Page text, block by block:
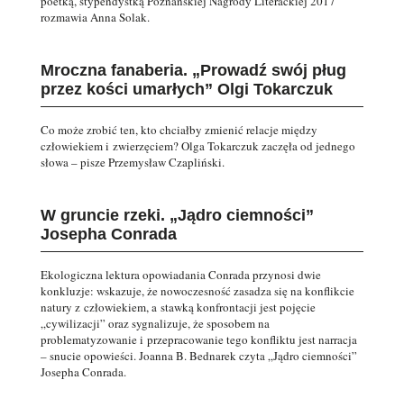
rozmawia Anna Solak.
Mroczna fanaberia. „Prowadź swój pług
przez kości umarłych” Olgi Tokarczuk
Co może zrobić ten, kto chciałby zmienić relacje między
człowiekiem i zwierzęciem? Olga Tokarczuk zaczęła od jednego
słowa – pisze Przemysław Czapliński.
W gruncie rzeki. „Jądro ciemności”
Josepha Conrada
Ekologiczna lektura opowiadania Conrada przynosi dwie
konkluzje: wskazuje, że nowoczesność zasadza się na konflikcie
natury z człowiekiem, a stawką konfrontacji jest pojęcie
„cywilizacji” oraz sygnalizuje, że sposobem na
problematyzowanie i przepracowanie tego konfliktu jest narracja
– snucie opowieści. Joanna B. Bednarek czyta „Jądro ciemności”
Josepha Conrada.